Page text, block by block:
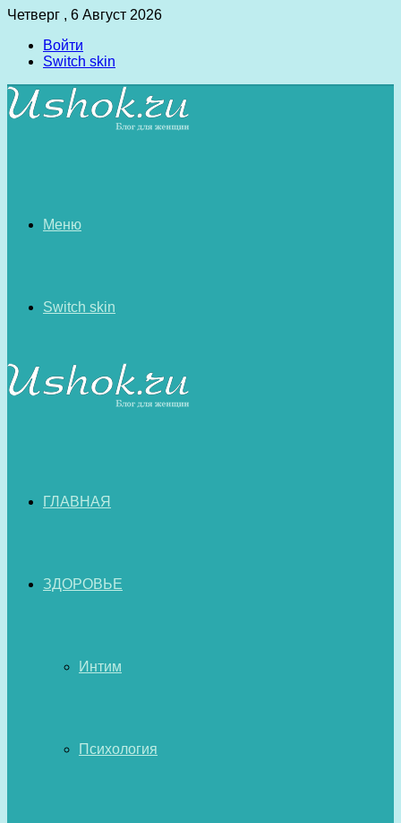
Четверг , 6 Август 2026
Войти
Switch skin
Меню
Switch skin
ГЛАВНАЯ
ЗДОРОВЬЕ
Интим
Психология